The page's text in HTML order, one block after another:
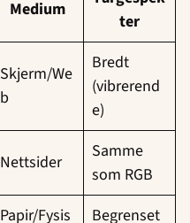
Medium
ter
Skjerm/We
b
Bredt
(vibrerend
e)
Nettsider
Samme
som RGB
Papir/Fysis
Begrenset